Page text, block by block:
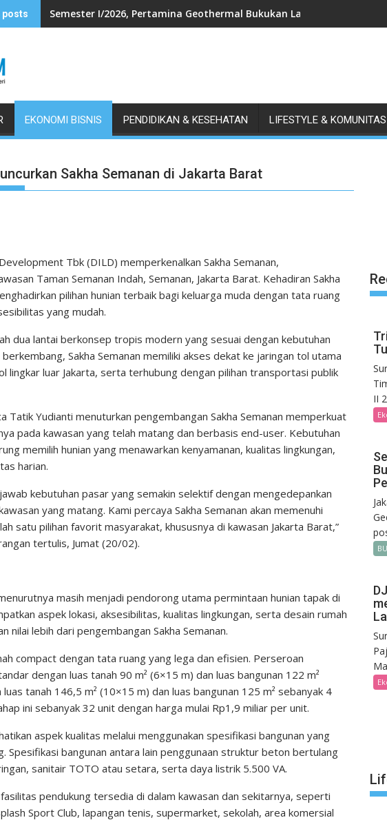
posts Semester I/2026, Pertamina Geothermal Bukukan Laba Bersih US$79,6,
EKONOMI BISNIS PENDIDIKAN & KESEHATAN LIFESTYLE & KOMUNITAS
Sakha Semanan di Jakarta Barat
Tbk (DILD) memperkenalkan Sakha Semanan,
Taman Semanan Indah, Semanan, Jakarta Barat. Kehadiran Sakha
pilihan hunian terbaik bagi keluarga muda dengan tata ruang
yang mudah.
dua lantai berkonsep tropis modern yang sesuai dengan kebutuhan
Sakha Semanan memiliki akses dekat ke jaringan tol utama
luar Jakarta, serta terhubung dengan pilihan transportasi publik
Tatik Yudianti menuturkan pengembangan Sakha Semanan memperkuat
pada kawasan yang telah matang dan berbasis end-user. Kebutuhan
memilih hunian yang menawarkan kenyamanan, kualitas lingkungan,
harian.
kebutuhan pasar yang semakin selektif dengan mengedepankan
yang matang. Kami percaya Sakha Semanan akan memenuhi
satu pilihan favorit masyarakat, khususnya di kawasan Jakarta Barat,”
tertulis, Jumat (20/02).
masih menjadi pendorong utama permintaan hunian tapak di
aspek lokasi, aksesibilitas, kualitas lingkungan, serta desain rumah
nilai lebih dari pengembangan Sakha Semanan.
compact dengan tata ruang yang lega dan efisien. Perseroan
dengan luas tanah 90 m² (6×15 m) dan luas bangunan 122 m²
tanah 146,5 m² (10×15 m) dan luas bangunan 125 m² sebanyak 4
ini sebanyak 32 unit dengan harga mulai Rp1,9 miliar per unit.
aspek kualitas melalui menggunakan spesifikasi bangunan yang
Spesifikasi bangunan antara lain penggunaan struktur beton bertulang
sanitair TOTO atau setara, serta daya listrik 5.500 VA.
pendukung tersedia di dalam kawasan dan sekitarnya, seperti
Sport Club, lapangan tenis, supermarket, sekolah, area komersial
II